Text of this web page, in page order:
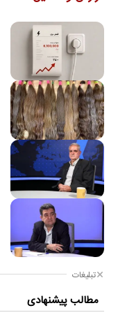
تبلیغات
مطالب پیشنهادی